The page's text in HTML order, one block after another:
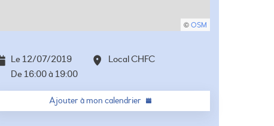
© OSM
Le 12/07/2019
De 16:00à 19:00
Local CHFC
Ajouter à mon calendrier